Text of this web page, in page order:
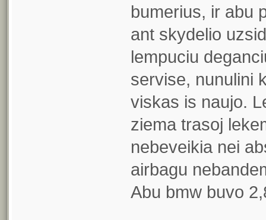
bumerius, ir abu
ant skydelio
lempuciu
servise, nunulini
viskas is naujo.
ziema trasoj
nebeveikia nei
airbagu
Abu bmw buvo